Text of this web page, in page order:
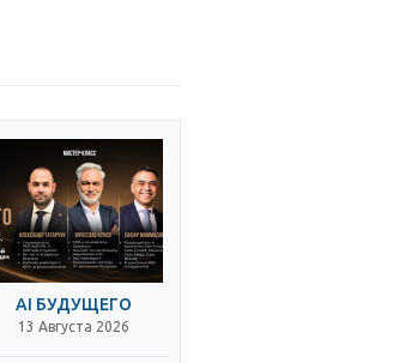
AI БУДУЩЕГО
13 Августа 2026